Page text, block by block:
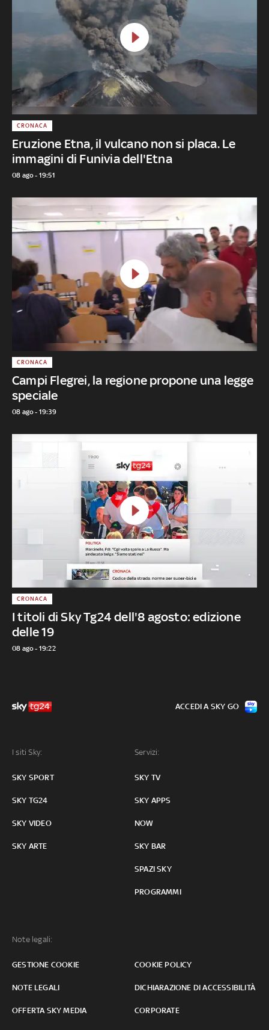
Eruzione Etna, il vulcano non si placa. Le
immagini di Funivia dell'Etna
CRONACA
08 ago - 19:51
Campi Flegrei, la regione propone una legge
speciale
CRONACA
08 ago - 19:39
I titoli di Sky Tg24 dell'8 agosto: edizione
delle 19
CRONACA
08 ago - 19:22
I siti Sky:
SKY SPORT
SKY TG24
SKY VIDEO
SKY ARTE
Servizi:
SKY TV
SKY APPS
NOW
SKY BAR
SPAZI SKY
PROGRAMMI
Note legali:
GESTIONE COOKIE COOKIE POLICY
NOTE LEGALI DICHIARAZIONE DI ACCESSIBILITÀ
OFFERTA SKY MEDIA CORPORATE
ACCEDI A SKY GO